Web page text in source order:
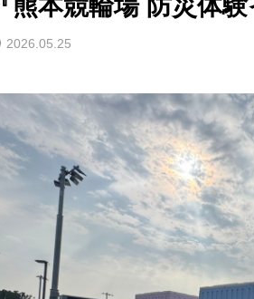
『熊本競輪場 防災体
2026.05.25